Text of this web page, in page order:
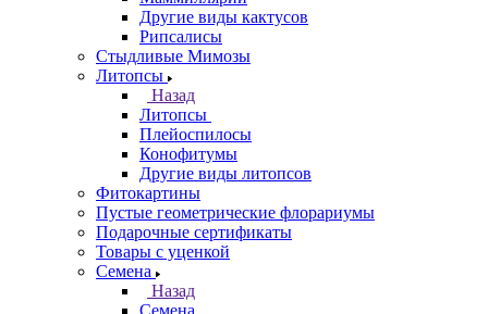
Другие виды кактусов
Рипсалисы
Стыдливые Мимозы
Литопсы
Назад
Литопсы
Плейоспилосы
Конофитумы
Другие виды литопсов
Фитокартины
Пустые геометрические флорариумы
Подарочные сертификаты
Товары с уценкой
Семена
Назад
Семена